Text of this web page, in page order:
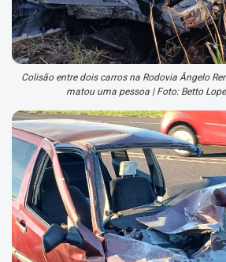
Colisão entre dois carros na Rodovia Ângelo
matou uma pessoa | Foto: Betto